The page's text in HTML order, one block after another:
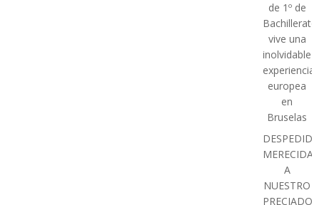
de 1º de
Bachillerato
vive una
inolvidable
experiencia
europea
en
Bruselas
DESPEDIDA
MERECIDA
A
NUESTRO
PRECIADO